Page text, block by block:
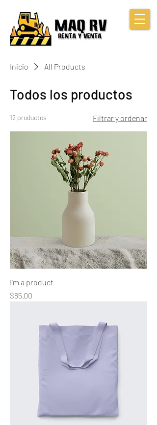
Inicio All Products
Todos los productos
12 productos Filtrar y ordenar
I'm a product
Precio
$85.00